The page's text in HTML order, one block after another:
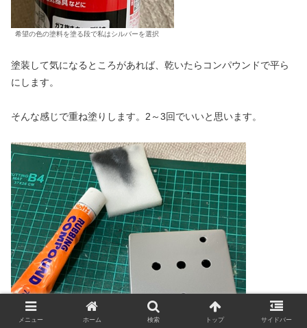
希望の色の塗料を塗る段で私はシルバーを選択
塗装して気になるところがあれば、乾いたらコンパウンドで平ら
にします。
そんな感じで重ね塗りします。2～3回でいいと思います。
メニュー ホーム 検索 トップ サイドバー